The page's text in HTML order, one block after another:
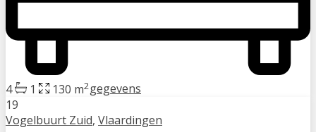
4 1 130 m2gegevens
19
Vogelbuurt Zuid, Vlaardingen